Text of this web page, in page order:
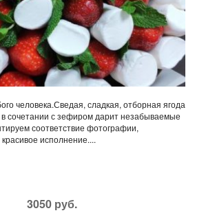
человека.Сведая, сладкая, отборная ягода
в сочетании с зефиром дарит незабываемые
соответствие фотографии,
исполнение....
3050 руб.